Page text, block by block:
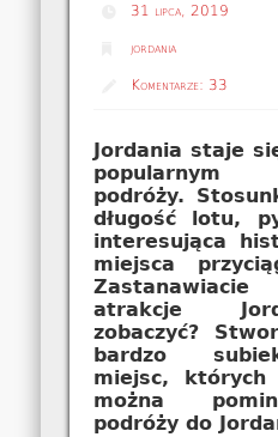
31 lipca, 2019
jordania
Komentarze: 33
Jordania staje
popularnym
podróży.
długość lotu,
interesująca
miejsca
atrakcje
zobaczyć?
bardzo
miejsc,
można
podróży do